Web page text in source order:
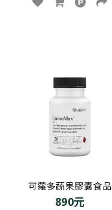
可蘿多蔬果膠囊食品
890元